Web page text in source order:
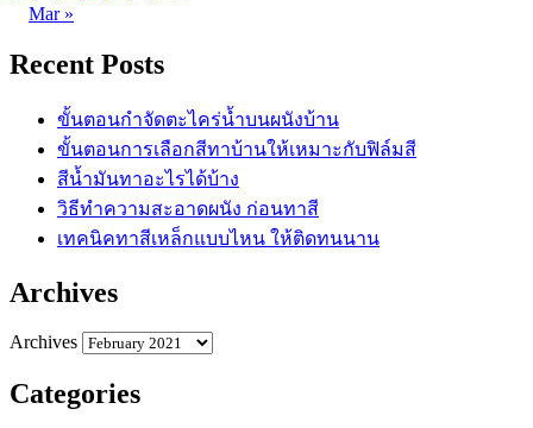
Mar »
Recent Posts
ขั้นตอนกำจัดตะไคร่น้ำบนผนังบ้าน
ขั้นตอนการเลือกสีทาบ้านให้เหมาะกับฟิล์มสี
สีน้ำมันทาอะไรได้บ้าง
วิธีทำความสะอาดผนัง ก่อนทาสี
เทคนิคทาสีเหล็กแบบไหน ให้ติดทนนาน
Archives
Archives
Categories